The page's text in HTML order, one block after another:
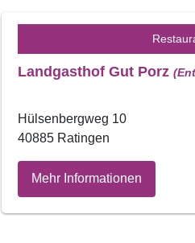
Landgasthof Gut Porz
Hülsenbergweg 10
40885 Ratingen
Mehr Informationen